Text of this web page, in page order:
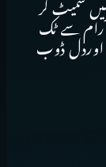
سمیٹ کر
آرام سے ٹک
اوردل ڈوب